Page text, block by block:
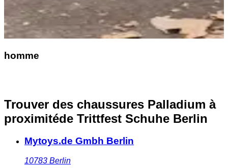
homme
Trouver des chaussures Palladium à
proximitéde Trittfest Schuhe Berlin
Mytoys.de Gmbh Berlin
10783 Berlin